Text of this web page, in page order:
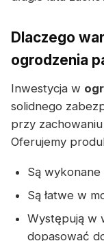
Dlaczego
ogrodzenia
Inwestycja w
solidnego
przy
Oferujemy
Są wykonane
Są łatwe w
Występują w
dopasować